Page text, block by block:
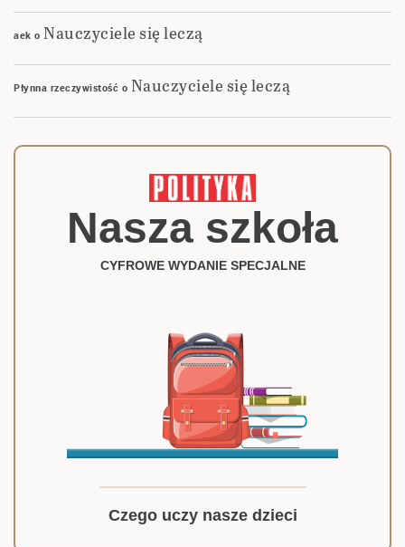
aek o Nauczyciele się leczą
Płynna rzeczywistość o Nauczyciele się leczą
Nasza szkoła
CYFROWE WYDANIE SPECJALNE
Czego uczy nasze dzieci